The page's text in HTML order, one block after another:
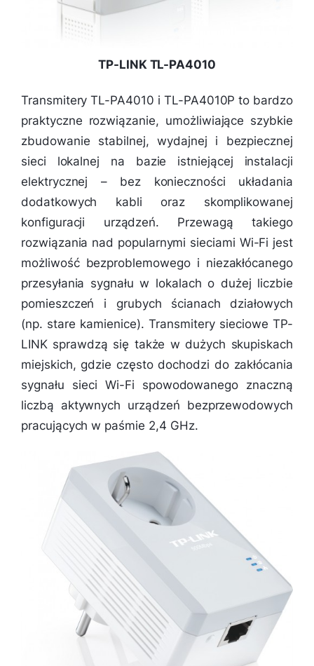
TP-LINK TL-PA4010
Transmitery TL-PA4010 i TL-PA4010P to bardzo
praktyczne rozwiązanie, umożliwiające szybkie
zbudowanie stabilnej, wydajnej i bezpiecznej
sieci lokalnej na bazie istniejącej instalacji
elektrycznej – bez konieczności układania
dodatkowych kabli oraz skomplikowanej
konfiguracji urządzeń. Przewagą takiego
rozwiązania nad popularnymi sieciami Wi-Fi jest
możliwość bezproblemowego i niezakłócanego
przesyłania sygnału w lokalach o dużej liczbie
pomieszczeń i grubych ścianach działowych
(np. stare kamienice). Transmitery sieciowe TP-
LINK sprawdzą się także w dużych skupiskach
miejskich, gdzie często dochodzi do zakłócania
sygnału sieci Wi-Fi spowodowanego znaczną
liczbą aktywnych urządzeń bezprzewodowych
pracujących w paśmie 2,4 GHz.